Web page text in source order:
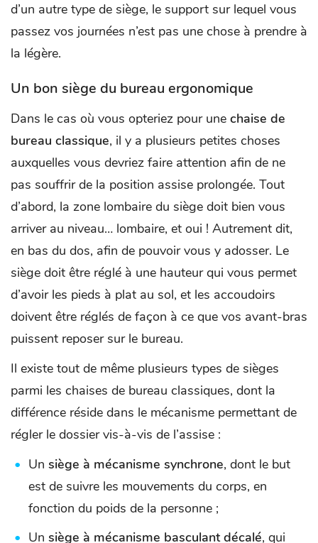
d’un autre type de siège, le support sur lequel vous
passez vos journées n’est pas une chose à prendre à
la légère.
Un bon siège du bureau ergonomique
Dans le cas où vous opteriez pour une chaise de
bureau classique, il y a plusieurs petites choses
auxquelles vous devriez faire attention afin de ne
pas souffrir de la position assise prolongée. Tout
d’abord, la zone lombaire du siège doit bien vous
arriver au niveau… lombaire, et oui ! Autrement dit,
en bas du dos, afin de pouvoir vous y adosser. Le
siège doit être réglé à une hauteur qui vous permet
d’avoir les pieds à plat au sol, et les accoudoirs
doivent être réglés de façon à ce que vos avant-bras
puissent reposer sur le bureau.
Il existe tout de même plusieurs types de sièges
parmi les chaises de bureau classiques, dont la
différence réside dans le mécanisme permettant de
régler le dossier vis-à-vis de l’assise :
Un siège à mécanisme synchrone, dont le but
est de suivre les mouvements du corps, en
fonction du poids de la personne ;
Un siège à mécanisme basculant décalé, qui